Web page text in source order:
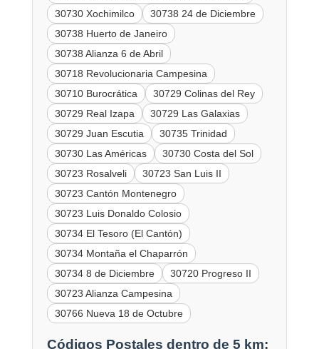
30730 Xochimilco
30738 24 de Diciembre
30738 Huerto de Janeiro
30738 Alianza 6 de Abril
30718 Revolucionaria Campesina
30710 Burocrática
30729 Colinas del Rey
30729 Real Izapa
30729 Las Galaxias
30729 Juan Escutia
30735 Trinidad
30730 Las Américas
30730 Costa del Sol
30723 Rosalveli
30723 San Luis II
30723 Cantón Montenegro
30723 Luis Donaldo Colosio
30734 El Tesoro (El Cantón)
30734 Montaña el Chaparrón
30734 8 de Diciembre
30720 Progreso II
30723 Alianza Campesina
30766 Nueva 18 de Octubre
Códigos Postales dentro de 5 km: